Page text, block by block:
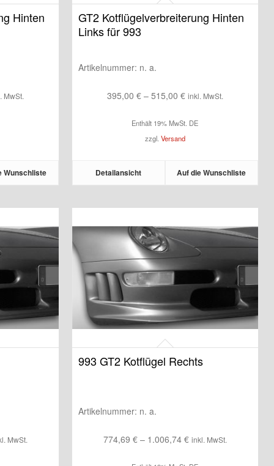
Hinten
€
MwSt.
Wunschliste
GT2 Kotflügelverbreiterung Hinten
Links für 993
Artikelnummer: n. a.
395,00 € – 515,00 €Preisspanne:
bis
515,00 €
inkl. MwSt.
Enthält 19% MwSt. DE
zzgl. Versand
Detailansicht Auf die Wunschliste
MwSt.
993 GT2 Kotflügel Rechts
Artikelnummer: n. a.
774,69 € – 1.006,74 €Preisspanne:
inkl. MwSt.